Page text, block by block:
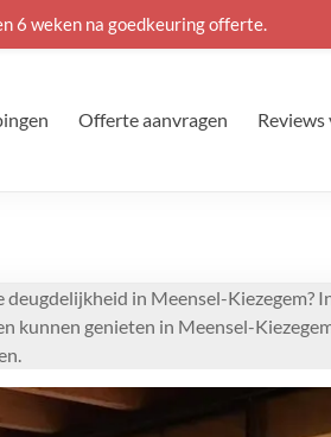
Offerte aanvragen
in Meensel-Kiezegem?
genieten in Meensel-
6 weken na goedkeuring offerte.